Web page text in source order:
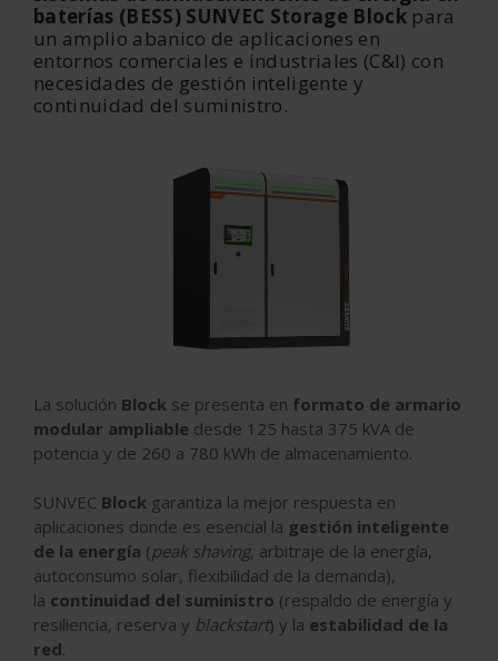
baterías (BESS) SUNVEC Storage Block para
un amplio abanico de aplicaciones en
entornos comerciales e industriales (C&I) con
necesidades de gestión inteligente y
continuidad del suministro.
La solución Block se presenta en formato de armario
modular ampliable desde 125 hasta 375 kVA de
potencia y de 260 a 780 kWh de almacenamiento.
SUNVEC Block garantiza la mejor respuesta en
aplicaciones donde es esencial la gestión inteligente
de la energía (peak shaving, arbitraje de la energía,
autoconsumo solar, flexibilidad de la demanda),
la continuidad del suministro (respaldo de energía y
resiliencia, reserva y blackstart) y la estabilidad de la
red.